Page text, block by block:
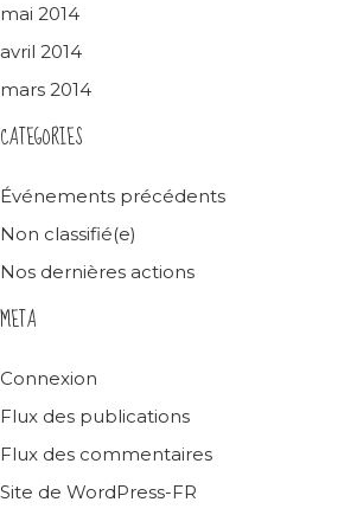
mai 2014
avril 2014
mars 2014
CATEGORIES
Événements précédents
Non classifié(e)
Nos dernières actions
META
Connexion
Flux des publications
Flux des commentaires
Site de WordPress-FR